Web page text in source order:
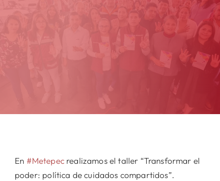
En #Metepecrealizamos el taller “Transformar el
poder: política de cuidados compartidos”.